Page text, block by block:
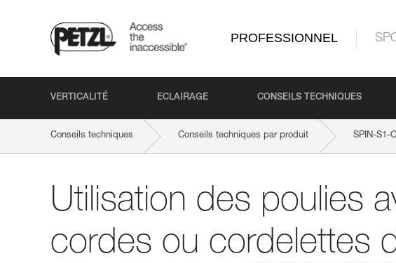
PROFESSIONNEL
VERTICALITÉ ECLAIRAGE CONSEILS TECHNIQUES
Conseils techniques Conseils techniques par produit SPIN-S1-
Utilisation des poulies
cordes ou cordelettes